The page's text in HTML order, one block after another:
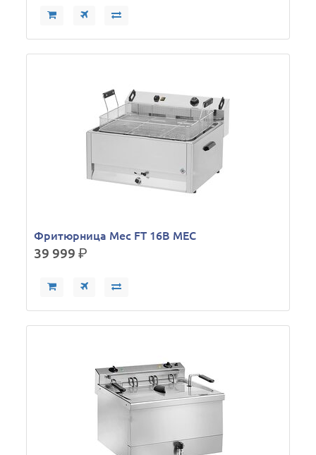
Фритюрница Mec FT 16B MEC
39 999р.